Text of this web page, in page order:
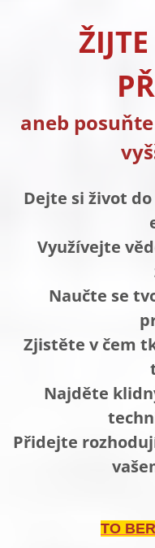
aneb
Dejte si život
Využívejte
Naučte se
Zjistěte v čem
Najděte
Přidejte
TO